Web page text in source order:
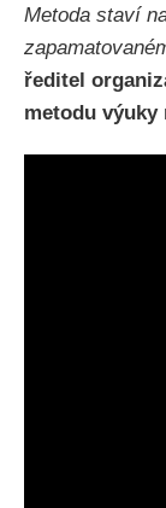
Metoda staví
ředitel
metodu výuky